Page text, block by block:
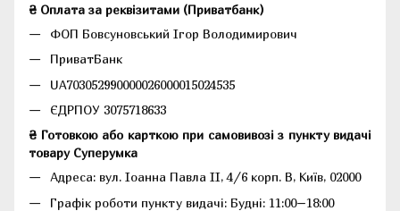
₴ Оплата за реквізитами (Приватбанк)
ФОП Бовсуновський Ігор Володимирович
ПриватБанк
UA703052990000026000015024535
ЄДРПОУ 3075718633
₴ Готовкою або карткою при самовивозі з пункту видачі
товару Суперумка
Адреса: вул. Іоанна Павла II, 4/6 корп. В, Київ, 02000
Графік роботи пункту видачі: Будні: 11:00–18:00